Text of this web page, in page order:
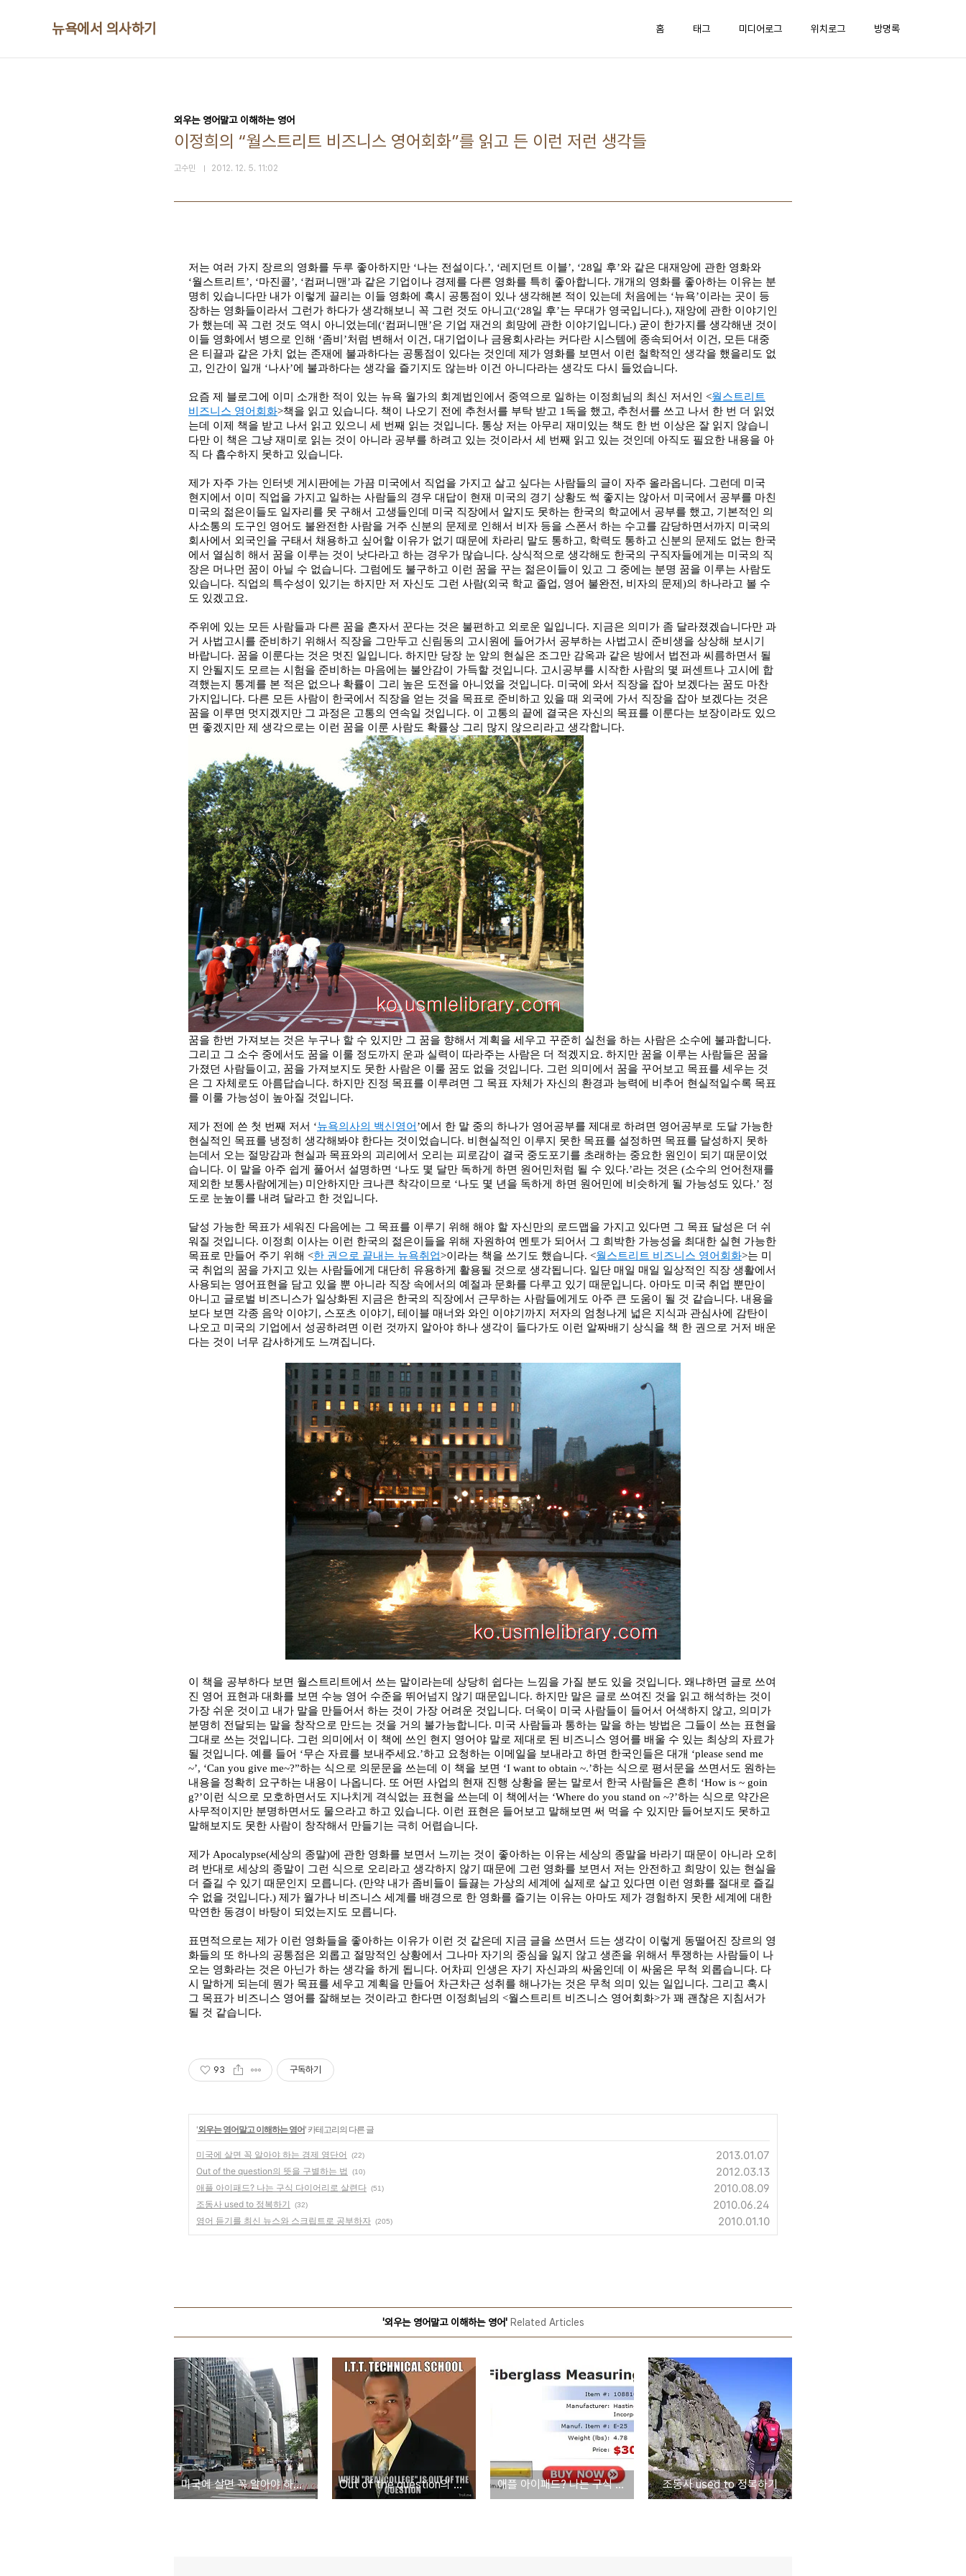
뉴욕에서 의사하기 홈 태그 미디어로그 위치로그 방명록
외우는 영어말고 이해하는 영어
이정희의 “월스트리트 비즈니스 영어회화”를 읽고 든 이런 저런 생각들
고수민 2012. 12. 5. 11:02
저는 여러 가지 장르의 영화를 두루 좋아하지만 ‘나는 전설이다.’, ‘레지던트 이블’, ‘28일 후’와 같은 대재앙에 관한 영화와
‘월스트리트’, ‘마진콜’, ‘컴퍼니맨 ’과 같은 기업이나 경제를 다른 영화를 특히 좋아합니다. 개개의 영화를 좋아하는 이유는 분
명히 있습니다만 내가 이렇게 끌리는 이들 영화에 혹시 공통점이 있나 생각해본 적이 있는데 처음에는 ‘뉴욕’이라는 곳이 등
장하는 영화들이라서 그런가 하다가 생각해보니 꼭 그런 것도 아니고(‘28일 후’는 무대가 영국입니다.), 재앙에 관한 이야기인
가 했는데 꼭 그런 것도 역시 아니었는데 (‘컴퍼니맨 ’은 기업 재건의 희망에 관한 이야기입니다.) 굳이 한가지를 생각해낸 것이
이들 영화에서 병으로 인해 ‘좀비 ’처럼 변해서 이건 , 대기업이나 금융회사라는 커다란 시스템에 종속되어서 이건 , 모든 대중
은 티끌과 같은 가치 없는 존재에 불과하다는 공통점이 있다는 것인데 제가 영화를 보면서 이런 철학적인 생각을 했을리도 없
고, 인간이 일개 ‘나사’에 불과하다는 생각을 즐기지도 않는바 이건 아니다라는 생각도 다시 들었습니다.
요즘 제 블로그에 이미 소개한 적이 있는 뉴욕 월가의 회계법인에서 중역으로 일하는 이정희님의 최신 저서인 <월스트리트
비즈니스 영어회화>책을 읽고 있습니다. 책이 나오기 전에 추천서를 부탁 받고 1 독을 했고, 추천서를 쓰고 나서 한 번 더 읽었
는데 이제 책을 받고 나서 읽고 있으니 세 번째 읽는 것입니다. 통상 저는 아무리 재미있는 책도 한 번 이상은 잘 읽지 않습니
다만 이 책은 그냥 재미로 읽는 것이 아니라 공부를 하려고 있는 것이라서 세 번째 읽고 있는 것인데 아직도 필요한 내용을 아
직 다 흡수하지 못하고 있습니다.
제가 자주 가는 인터넷 게시판에는 가끔 미국에서 직업을 가지고 살고 싶다는 사람들의 글이 자주 올라옵니다. 그런데 미국
현지에서 이미 직업을 가지고 일하는 사람들의 경우 대답이 현재 미국의 경기 상황도 썩 좋지는 않아서 미국에서 공부를 마친
미국의 젊은이들도 일자리를 못 구해서 고생들인데 미국 직장에서 알지도 못하는 한국의 학교에서 공부를 했고, 기본적인 의
사소통의 도구인 영어도 불완전한 사람을 거주 신분의 문제로 인해서 비자 등을 스폰서 하는 수고를 감당하면서까지 미국의
회사에서 외국인을 구태서 채용하고 싶어할 이유가 없기 때문에 차라리 말도 통하고, 학력도 통하고 신분의 문제도 없는 한국
에서 열심히 해서 꿈을 이루는 것이 낫다라고 하는 경우가 많습니다. 상식적으로 생각해도 한국의 구직자들에게는 미국의 직
장은 머나먼 꿈이 아닐 수 없습니다. 그럼에도 불구하고 이런 꿈을 꾸는 젊은이들이 있고 그 중에는 분명 꿈을 이루는 사람도
있습니다. 직업의 특수성이 있기는 하지만 저 자신도 그런 사람(외국 학교 졸업, 영어 불완전 , 비자의 문제 )의 하나라고 볼 수
도 있겠고요.
주위에 있는 모든 사람들과 다른 꿈을 혼자서 꾼다는 것은 불편하고 외로운 일입니다. 지금은 의미가 좀 달라졌겠습니다만 과
거 사법고시를 준비하기 위해서 직장을 그만두고 신림동의 고시원에 들어가서 공부하는 사법고시 준비생을 상상해 보시기
바랍니다. 꿈을 이룬다는 것은 멋진 일입니다. 하지만 당장 눈 앞의 현실은 조그만 감옥과 같은 방에서 법전과 씨름하면서 될
지 안될지도 모르는 시험을 준비하는 마음에는 불안감이 가득할 것입니다. 고시공부를 시작한 사람의 몇 퍼센트나 고시에 합
격했는지 통계를 본 적은 없으나 확률이 그리 높은 도전을 아니었을 것입니다. 미국에 와서 직장을 잡아 보겠다는 꿈도 마찬
가지입니다. 다른 모든 사람이 한국에서 직장을 얻는 것을 목표로 준비하고 있을 때 외국에 가서 직장을 잡아 보겠다는 것은
꿈을 이루면 멋지겠지만 그 과정은 고통의 연속일 것입니다. 이 고통의 끝에 결국은 자신의 목표를 이룬다는 보장이라도 있으
면 좋겠지만 제 생각으로는 이런 꿈을 이룬 사람도 확률상 그리 많지 않으리라고 생각합니다.
꿈을 한번 가져보는 것은 누구나 할 수 있지만 그 꿈을 향해서 계획을 세우고 꾸준히 실천을 하는 사람은 소수에 불과합니다.
그리고 그 소수 중에서도 꿈을 이룰 정도까지 운과 실력이 따라주는 사람은 더 적겠지요. 하지만 꿈을 이루는 사람들은 꿈을
가졌던 사람들이고, 꿈을 가져보지도 못한 사람은 이룰 꿈도 없을 것입니다. 그런 의미에서 꿈을 꾸어보고 목표를 세우는 것
은 그 자체로도 아름답습니다. 하지만 진정 목표를 이루려면 그 목표 자체가 자신의 환경과 능력에 비추어 현실적일수록 목표
를 이룰 가능성이 높아질 것입니다.
제가 전에 쓴 첫 번째 저서 ‘뉴욕의사의 백신영어 ’에서 한 말 중의 하나가 영어공부를 제대로 하려면 영어공부로 도달 가능한
현실적인 목표를 냉정히 생각해봐야 한다는 것이었습니다. 비현실적인 이루지 못한 목표를 설정하면 목표를 달성하지 못하
는데서 오는 절망감과 현실과 목표와의 괴리에서 오리는 피로감이 결국 중도포기를 초래하는 중요한 원인이 되기 때문이었
습니다. 이 말을 아주 쉽게 풀어서 설명하면 ‘나도 몇 달만 독하게 하면 원어민처럼 될 수 있다.’라는 것은 (소수의 언어천재를
제외한 보통사람에게는) 미안하지만 크나큰 착각이므로 ‘나도 몇 년을 독하게 하면 원어민에 비슷하게 될 가능성도 있다.’ 정
도로 눈높이를 내려 달라고 한 것입니다.
달성 가능한 목표가 세워진 다음에는 그 목표를 이루기 위해 해야 할 자신만의 로드맵을 가지고 있다면 그 목표 달성은 더 쉬
워질 것입니다. 이정희 이사는 이런 한국의 젊은이들을 위해 자원하여 멘토가 되어서 그 희박한 가능성을 최대한 실현 가능한
목표로 만들어 주기 위해 <한 권으로 끝내는 뉴욕취업>이라는 책을 쓰기도 했습니다. <월스트리트 비즈니스 영어회화>는 미
국 취업의 꿈을 가지고 있는 사람들에게 대단히 유용하게 활용될 것으로 생각됩니다. 일단 매일 매일 일상적인 직장 생활에서
사용되는 영어표현을 담고 있을 뿐 아니라 직장 속에서의 예절과 문화를 다루고 있기 때문입니다. 아마도 미국 취업 뿐만이
아니고 글로벌 비즈니스가 일상화된 지금은 한국의 직장에서 근무하는 사람들에게도 아주 큰 도움이 될 것 같습니다. 내용을
보다 보면 각종 음악 이야기 , 스포츠 이야기 , 테이블 매너와 와인 이야기까지 저자의 엄청나게 넓은 지식과 관심사에 감탄이
나오고 미국의 기업에서 성공하려면 이런 것까지 알아야 하나 생각이 들다가도 이런 알짜배기 상식을 책 한 권으로 거저 배운
다는 것이 너무 감사하게도 느껴집니다.
이 책을 공부하다 보면 월스트리트에서 쓰는 말이라는데 상당히 쉽다는 느낌을 가질 분도 있을 것입니다. 왜냐하면 글로 쓰여
진 영어 표현과 대화를 보면 수능 영어 수준을 뛰어넘지 않기 때문입니다. 하지만 말은 글로 쓰여진 것을 읽고 해석하는 것이
가장 쉬운 것이고 내가 말을 만들어서 하는 것이 가장 어려운 것입니다. 더욱이 미국 사람들이 들어서 어색하지 않고, 의미가
분명히 전달되는 말을 창작으로 만드는 것을 거의 불가능합니다. 미국 사람들과 통하는 말을 하는 방법은 그들이 쓰는 표현을
그대로 쓰는 것입니다. 그런 의미에서 이 책에 쓰인 현지 영어야 말로 제대로 된 비즈니스 영어를 배울 수 있는 최상의 자료가
될 것입니다. 예를 들어 ‘무슨 자료를 보내주세요.’하고 요청하는 이메일을 보내라고 하면 한국인들은 대개 ‘please send me
~’, ‘Can you give me~?”하는 식으로 의문문을 쓰는데 이 책을 보면 ‘I want to obtain ~.’하는 식으로 평서문을 쓰면서도 원하는
내용을 정확히 요구하는 내용이 나옵니다. 또 어떤 사업의 현재 진행 상황을 묻는 말로서 한국 사람들은 흔히 ‘How is ~ goin
g?’이런 식으로 모호하면서도 지나치게 격식없는 표현을 쓰는데 이 책에서는 ‘Where do you stand on ~?’하는 식으로 약간은
사무적이지만 분명하면서도 물으라고 하고 있습니다. 이런 표현은 들어보고 말해보면 써 먹을 수 있지만 들어보지도 못하고
말해보지도 못한 사람이 창작해서 만들기는 극히 어렵습니다.
제가 Apocalypse(세상의 종말)에 관한 영화를 보면서 느끼는 것이 좋아하는 이유는 세상의 종말을 바라기 때문이 아니라 오히
려 반대로 세상의 종말이 그런 식으로 오리라고 생각하지 않기 때문에 그런 영화를 보면서 저는 안전하고 희망이 있는 현실을
더 즐길 수 있기 때문인지 모릅니다. (만약 내가 좀비들이 들끓는 가상의 세계에 실제로 살고 있다면 이런 영화를 절대로 즐길
수 없을 것입니다.) 제가 월가나 비즈니스 세계를 배경으로 한 영화를 즐기는 이유는 아마도 제가 경험하지 못한 세계에 대한
막연한 동경이 바탕이 되었는지도 모릅니다.
표면적으로는 제가 이런 영화들을 좋아하는 이유가 이런 것 같은데 지금 글을 쓰면서 드는 생각이 이렇게 동떨어진 장르의 영
화들의 또 하나의 공통점은 외롭고 절망적인 상황에서 그나마 자기의 중심을 잃지 않고 생존을 위해서 투쟁하는 사람들이 나
오는 영화라는 것은 아닌가 하는 생각을 하게 됩니다. 어차피 인생은 자기 자신과의 싸움인데 이 싸움은 무척 외롭습니다. 다
시 말하게 되는데 뭔가 목표를 세우고 계획을 만들어 차근차근 성취를 해나가는 것은 무척 의미 있는 일입니다. 그리고 혹시
그 목표가 비즈니스 영어를 잘해보는 것이라고 한다면 이정희님의 <월스트리트 비즈니스 영어회화>가 꽤 괜찮은 지침서가
될 것 같습니다.
93 구독하기
'외우는 영어말고 이해하는 영어' 카테고리의 다른 글
미국에 살면 꼭 알아야 하는 경제 영단어 (22) 2013.01.07
Out of the question의 뜻을 구별하는 법 (10) 2012.03.13
애플 아이패드? 나는 구식 다이어리로 살련다 (51) 2010.08.09
조동사 used to 정복하기 (32) 2010.06.24
영어 듣기를 최신 뉴스와 스크립트로 공부하자 (205) 2010.01.10
'외우는 영어말고 이해하는 영어'Related Articles
미국에 살면 꼭 알아야 하는 경제 영단어 Out of the question의 뜻을 구별하는 법 애플 아이패드? 나는 구식 다이어리로 살련다 조동사 used to 정복하기